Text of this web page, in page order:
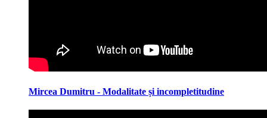
Mircea Dumitru - Modalitate și incompletitudine